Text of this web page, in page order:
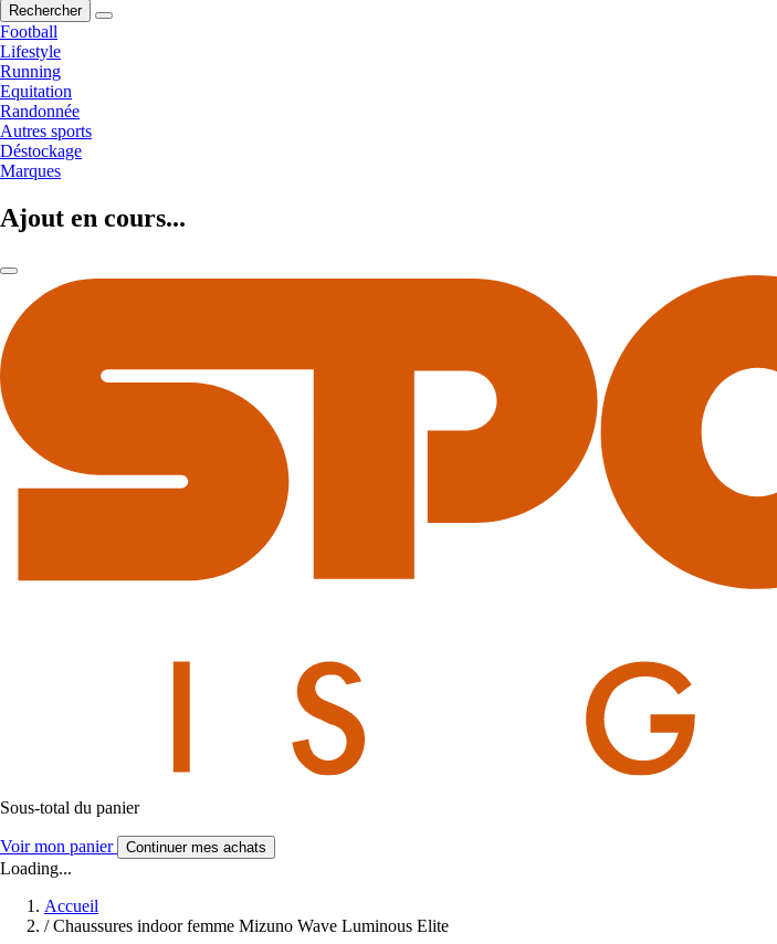
Rechercher
Football
Lifestyle
Running
Equitation
Randonnée
Autres sports
Déstockage
Marques
Ajout en cours...
Sous-total du panier
Voir mon panier Continuer mes achats
Loading...
Accueil
/ Chaussures indoor femme Mizuno Wave Luminous Elite